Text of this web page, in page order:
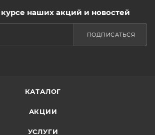
курсе наших акций и новостей
ПОДПИСАТЬСЯ
КАТАЛОГ
АКЦИИ
УСЛУГИ